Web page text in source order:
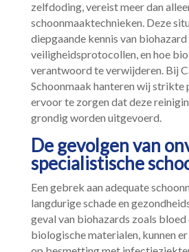
zelfdoding, vereist meer dan
schoonmaaktechnieken.​ Deze
diepgaande kennis van
veiligheidsprotocollen, en hoe
verantwoord te verwijderen.​ Bij
Schoonmaak hanteren wij strikte
ervoor te zorgen dat deze
grondig worden uitgevoerd.​
De gevolgen van
specialistische
Een gebrek aan adequate
langdurige schade en
geval van biohazards zoals bloed
biologische materialen, kunnen